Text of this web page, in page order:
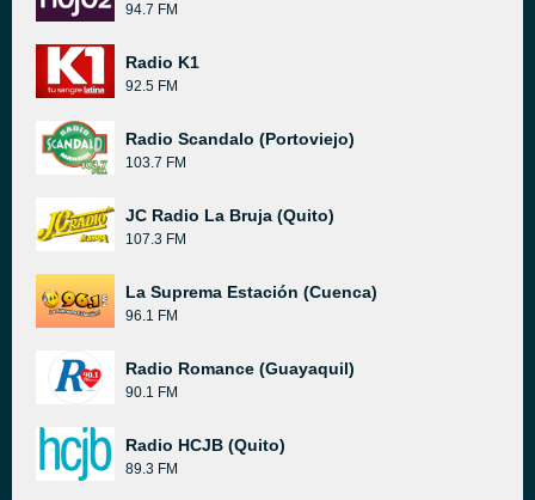
94.7 FM
Radio K1
92.5 FM
Radio Scandalo (Portoviejo)
103.7 FM
JC Radio La Bruja (Quito)
107.3 FM
La Suprema Estación (Cuenca)
96.1 FM
Radio Romance (Guayaquil)
90.1 FM
Radio HCJB (Quito)
89.3 FM